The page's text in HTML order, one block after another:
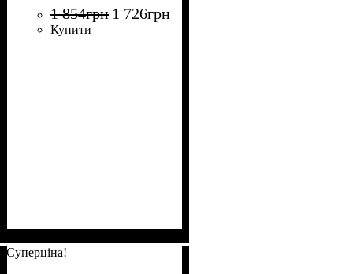
1 854грн 1 726грн
Купити
Суперціна!